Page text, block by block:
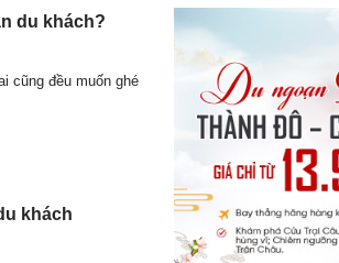
du khách?
cũng đều muốn ghé
khách